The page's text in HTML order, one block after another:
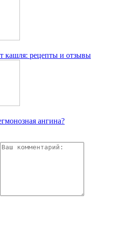
кашля: рецепты и отзывы
ангина?